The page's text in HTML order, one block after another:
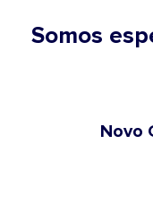
Somos
Novo